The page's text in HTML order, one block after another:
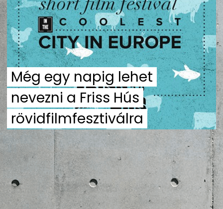
MÉDIAAJÁNLAT
IMPRESSZUM
PR-ARCHÍVUM
ADATKEZELÉSI TÁJÉKOZTATÓ
Még egy napig lehet
nevezni a Friss Hús
rövidfilmfesztiválra